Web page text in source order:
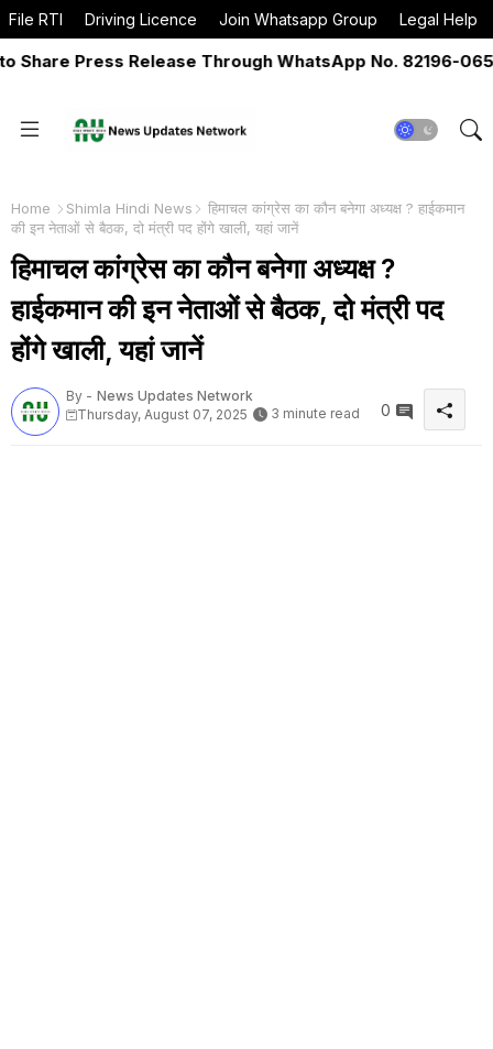
File RTI Driving Licence Join Whatsapp Group Legal Help
Press Release Through WhatsApp No. 82196-06517
Home Shimla Hindi News
हिमाचल कांग्रेस का कौन बनेगा अध्यक्ष ? हाईकमान
की इन नेताओं से बैठक, दो मंत्री पद होंगे खाली, यहां जानें
हिमाचल कांग्रेस का कौन बनेगा अध्यक्ष ?
हाईकमान की इन नेताओं से बैठक, दो मंत्री पद
होंगे खाली, यहां जानें
By - News Updates Network
Thursday, August 07, 2025
3 minute read 0